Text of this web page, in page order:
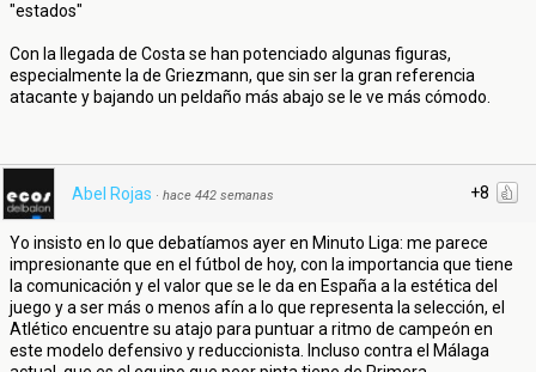
"estados"
Con la llegada de Costa se han potenciado algunas figuras,
especialmente la de Griezmann, que sin ser la gran referencia
atacante y bajando un peldaño más abajo se le ve más cómodo.
+8
Abel Rojas · hace 442 semanas
Yo insisto en lo que debatíamos ayer en Minuto Liga: me parece
impresionante que en el fútbol de hoy, con la importancia que tiene
la comunicación y el valor que se le da en España a la estética del
juego y a ser más o menos afín a lo que representa la selección, el
Atlético encuentre su atajo para puntuar a ritmo de campeón en
este modelo defensivo y reduccionista. Incluso contra el Málaga